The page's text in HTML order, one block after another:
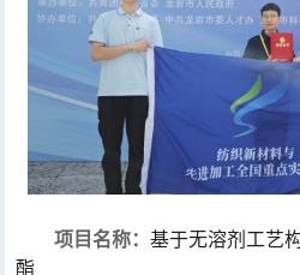
项目名称：基于无溶剂工艺
酯